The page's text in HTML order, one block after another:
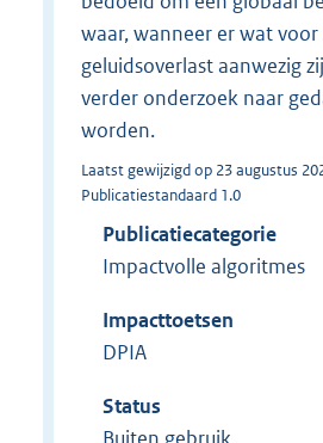
waar, wanneer er wat
geluidsoverlast aanwezig
verder onderzoek naar
worden.
Laatst gewijzigd op 23 augustus
Publicatiestandaard 1.0
Publicatiecategorie
Impactvolle algoritmes
Impacttoetsen
DPIA
Status